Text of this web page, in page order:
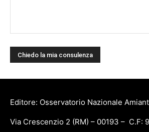
Editore: Osservatorio Nazionale
Via Crescenzio 2 (RM) – 00193 – C.F: